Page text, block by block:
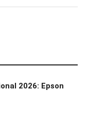
2026: Epson